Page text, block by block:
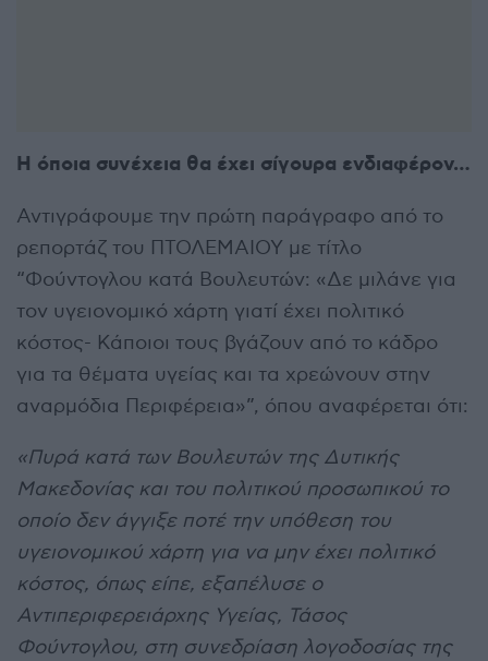
Η όποια συνέχεια θα έχει σίγουρα ενδιαφέρον…
Αντιγράφουμε την πρώτη παράγραφο από το
ρεπορτάζ του ΠΤΟΛΕΜΑΙΟΥ με τίτλο
“Φούντογλου κατά Βουλευτών: «Δε μιλάνε για
τον υγειονομικό χάρτη γιατί έχει πολιτικό
κόστος- Κάποιοι τους βγάζουν από το κάδρο
για τα θέματα υγείας και τα χρεώνουν στην
αναρμόδια Περιφέρεια»”, όπου αναφέρεται ότι:
«Πυρά κατά των Βουλευτών της Δυτικής
Μακεδονίας και του πολιτικού προσωπικού το
οποίο δεν άγγιξε ποτέ την υπόθεση του
υγειονομικού χάρτη για να μην έχει πολιτικό
κόστος, όπως είπε, εξαπέλυσε ο
Αντιπεριφερειάρχης Υγείας, Τάσος
Φούντογλου, στη συνεδρίαση λογοδοσίας της